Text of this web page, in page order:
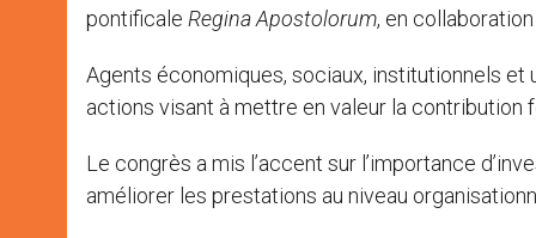
pontificale Regina Apostolorum, en
Agents économiques, sociaux, institutionnels et
actions visant à mettre en valeur la contribution
Le congrès a mis l’accent sur l’importance
améliorer les prestations au niveau